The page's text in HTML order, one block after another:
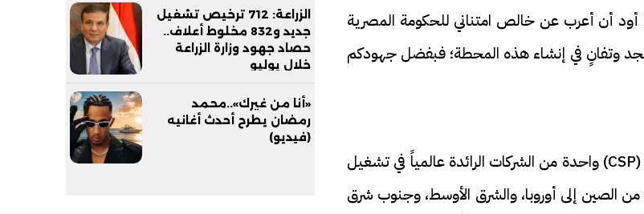
أود أن أعرب عن خالص امتناني للحكومة المصرية
وتفانٍ في إنشاء هذه المحطة؛ فبفضل جهودكم
وخلال كلمته، قال "تشو تاو": "تعد كوسكو للموانيء الملاحية (CSP) واحدة من الشركات الرائدة عالمياً في تشغيل
من الصين إلى أوروبا، والشرق الأوسط، وجنوب شرق
الزراعة: 712 ترخيص تشغيل
جديد و832 مخلوط أعلاف..
حصاد جهود وزارة الزراعة
خلال يوليو
«أنا من غيرك»..محمد
رمضان يطرح أحدث أغانيه
(فيديو)